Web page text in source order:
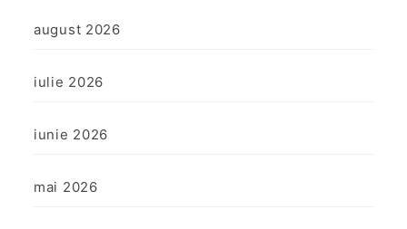
august 2026
iulie 2026
iunie 2026
mai 2026